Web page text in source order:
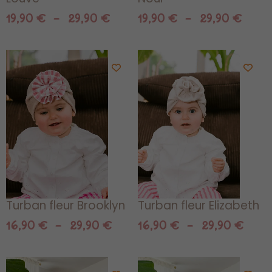
19,90 € – 29,90 € 19,90 € – 29,90 €
Turban fleur Brooklyn
16,90 € – 29,90 €
de
prix :
16,90 €
29,90 €
Turban fleur Elizabeth
16,90 € – 29,90 €
de
Plage